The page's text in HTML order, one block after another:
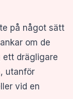
på något sätt
om de
ett drägligare
utanför
vid en